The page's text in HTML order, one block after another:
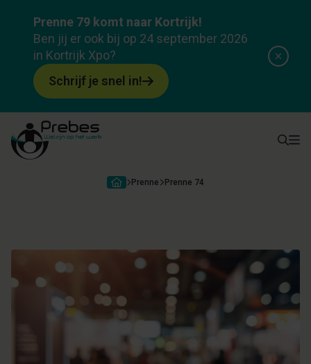
Prenne 79 komt naar Kortrijk!
Ben jij er ook bij op 24 september 2026
in Kortrijk Xpo?
Schrijf je snel in!
Prenne Prenne 74
Prenne 74
Over evenement Programma Attesten &